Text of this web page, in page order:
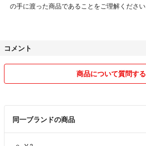
の手に渡った商品であることをご理解ください
説明と著しく異なる場合を除く）
ありにしております。
コメント
商品について質問する
同一ブランドの商品